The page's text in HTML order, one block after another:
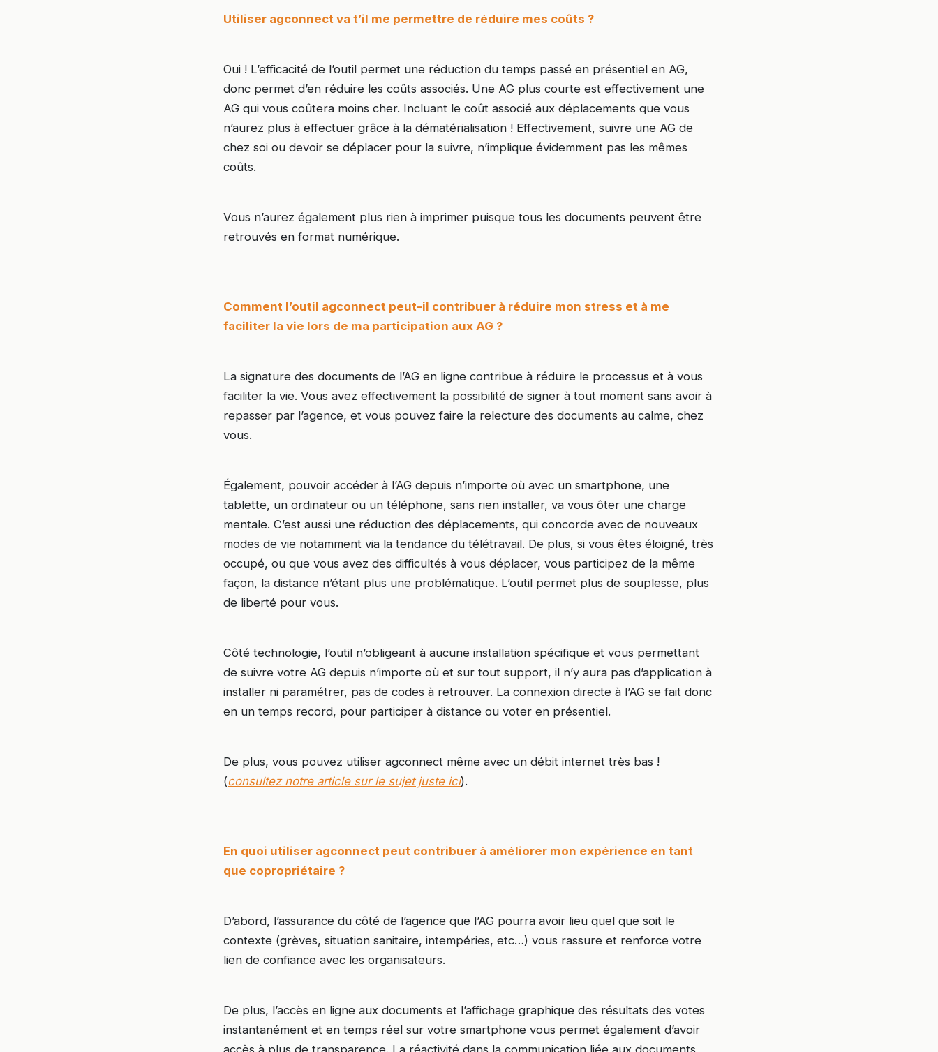
Utiliser agconnect va t’il me permettre de réduire mes coûts ?
Oui ! L’efficacité de l’outil permet une réduction du temps passé en présentiel en AG,
donc permet d’en réduire les coûts associés. Une AG plus courte est effectivement une
AG qui vous coûtera moins cher. Incluant le coût associé aux déplacements que vous
n’aurez plus à effectuer grâce à la dématérialisation ! Effectivement, suivre une AG de
chez soi ou devoir se déplacer pour la suivre, n’implique évidemment pas les mêmes
coûts.
Vous n’aurez également plus rien à imprimer puisque tous les documents peuvent être
retrouvés en format numérique.
Comment l’outil agconnect peut-il contribuer à réduire mon stress et à me
faciliter la vie lors de ma participation aux AG ?
La signature des documents de l’AG en ligne contribue à réduire le processus et à vous
faciliter la vie. Vous avez effectivement la possibilité de signer à tout moment sans avoir à
repasser par l’agence, et vous pouvez faire la relecture des documents au calme, chez
vous.
Également, pouvoir accéder à l’AG depuis n’importe où avec un smartphone, une
tablette, un ordinateur ou un téléphone, sans rien installer, va vous ôter une charge
mentale. C’est aussi une réduction des déplacements, qui concorde avec de nouveaux
modes de vie notamment via la tendance du télétravail. De plus, si vous êtes éloigné, très
occupé, ou que vous avez des difficultés à vous déplacer, vous participez de la même
façon, la distance n’étant plus une problématique. L’outil permet plus de souplesse, plus
de liberté pour vous.
Côté technologie, l’outil n’obligeant à aucune installation spécifique et vous permettant
de suivre votre AG depuis n’importe où et sur tout support, il n’y aura pas d’application à
installer ni paramétrer, pas de codes à retrouver. La connexion directe à l’AG se fait donc
en un temps record, pour participer à distance ou voter en présentiel.
De plus, vous pouvez utiliser agconnect même avec un débit internet très bas !
(consultez notre article sur le sujet juste ici).
En quoi utiliser agconnect peut contribuer à améliorer mon expérience en tant
que copropriétaire ?
D’abord, l’assurance du côté de l’agence que l’AG pourra avoir lieu quel que soit le
contexte (grèves, situation sanitaire, intempéries, etc…) vous rassure et renforce votre
lien de confiance avec les organisateurs.
De plus, l’accès en ligne aux documents et l’affichage graphique des résultats des votes
instantanément et en temps réel sur votre smartphone vous permet également d’avoir
accès à plus de transparence. La réactivité dans la communication liée aux documents